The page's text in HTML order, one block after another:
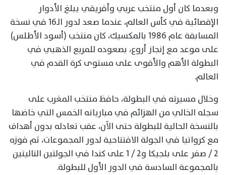
وبعدما كان أول منتخب عربي وأفريقي يبلغ الأدوار
الإقصائية في كأس العالم، عندما صعد لدور الـ16 في نسخة
المسابقة عام 1986 بالمكسيك، كان منتخب (أسود الأطلس)
على موعد مع إنجاز أروع، بصعوده للمربع الذهبي في
البطولة الأهم والأقوى على مستوى كرة القدم في
العالم.
وخلال مسيرته في البطولة، حافظ منتخب المغرب على
سجله الخالي من الهزائم في مبارياته الخمس التي خاضها
بالنسخة الحالية للبطولة حتى الآن، عقب تعادله بدون أهداف
مع كرواتيا في الجولة الافتتاحية لدور المجموعات، ثم فوزه
2 / صفر على بلجيكا و2 / 1 على كندا في الجولتين التاليتين
بالمجموعة السادسة في الدور الأول للبطولة.